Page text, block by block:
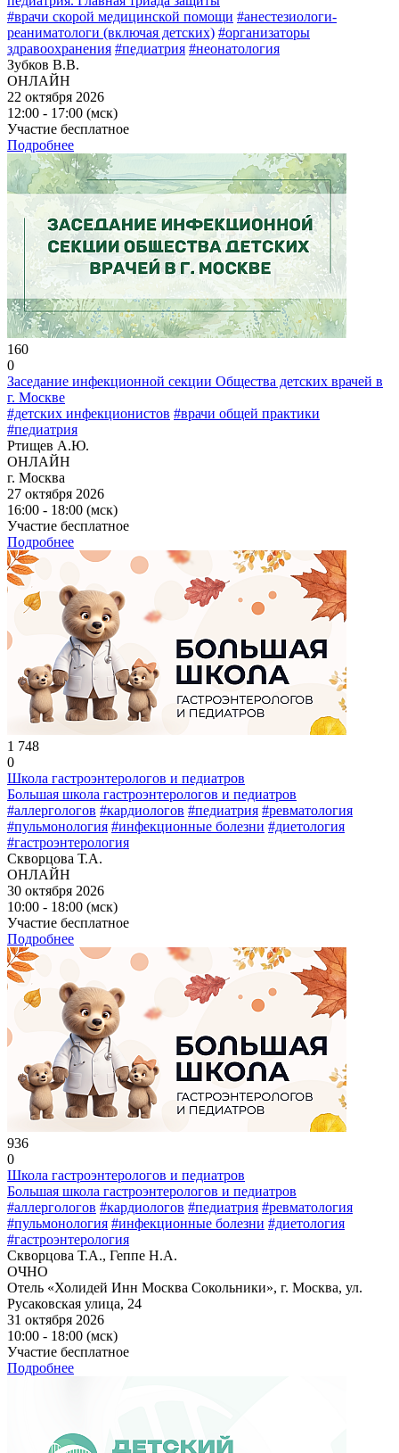
#врачи скорой медицинской помощи #анестезиологи-
реаниматологи (включая детских) #организаторы
здравоохранения #педиатрия #неонатология
Зубков В.В.
ОНЛАЙН
22 октября 2026
12:00 - 17:00 (мск)
Участие бесплатное
Подробнее
160
0
Заседание инфекционной секции Общества детских врачей в
г. Москве
#детских инфекционистов #врачи общей практики
#педиатрия
Ртищев А.Ю.
ОНЛАЙН
г. Москва
27 октября 2026
16:00 - 18:00 (мск)
Участие бесплатное
Подробнее
1 748
0
Школа гастроэнтерологов и педиатров
Большая школа гастроэнтерологов и педиатров
#аллергологов #кардиологов #педиатрия #ревматология
#пульмонология #инфекционные болезни #диетология
#гастроэнтерология
Скворцова Т.А.
ОНЛАЙН
30 октября 2026
10:00 - 18:00 (мск)
Участие бесплатное
Подробнее
936
0
Школа гастроэнтерологов и педиатров
Большая школа гастроэнтерологов и педиатров
#аллергологов #кардиологов #педиатрия #ревматология
#пульмонология #инфекционные болезни #диетология
#гастроэнтерология
Скворцова Т.А., Геппе Н.А.
ОЧНО
Отель «Холидей Инн Москва Сокольники», г. Москва, ул.
Русаковская улица, 24
31 октября 2026
10:00 - 18:00 (мск)
Участие бесплатное
Подробнее